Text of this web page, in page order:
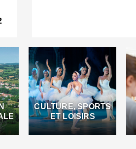
CULTURE, SPORTS
ET LOISIRS